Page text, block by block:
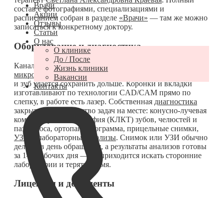
Врачи
Акции
Отзывы
Статьи
О нас
О клинике
До / После
Жизнь клиники
Вакансии
Контакты
состав с фотографиями, специализациями и
расписанием собран в разделе «Врачи» — там же можно
записаться к конкретному доктору.
Оборудование и диагностика
Каналы и кариес стоматологи лечат
микроскопом— так видно то, что не разглядеть глазом,
и зуб удаётся сохранить дольше. Коронки и вкладки
изготавливают по технологии CAD/CAM прямо по
слепку, в работе есть лазер. Собственная диагностика
закрывает большинство задач на месте: конусно-лучевая
компьютерная томография (КЛКТ) зубов, челюстей и
пазух носа, ортопантомограмма, прицельные снимки,
УЗИ
и лабораторные анализы. Снимок или УЗИ обычно
делают в день обращения, а результаты анализов готовы
за 1–3 рабочих дня — не приходится искать сторонние
лаборатории и терять время.
Лицензия и документы